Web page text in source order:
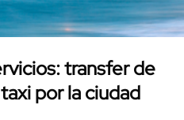
transfer de
por la ciudad